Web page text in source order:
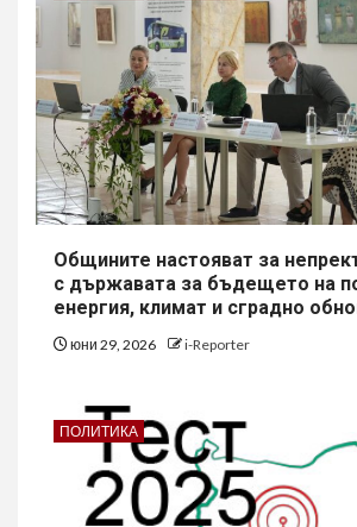
Общините настояват за
с държавата за бъдещето на
енергия, климат и сградно
юни 29, 2026 i-Reporter
ПОЛИТИКА